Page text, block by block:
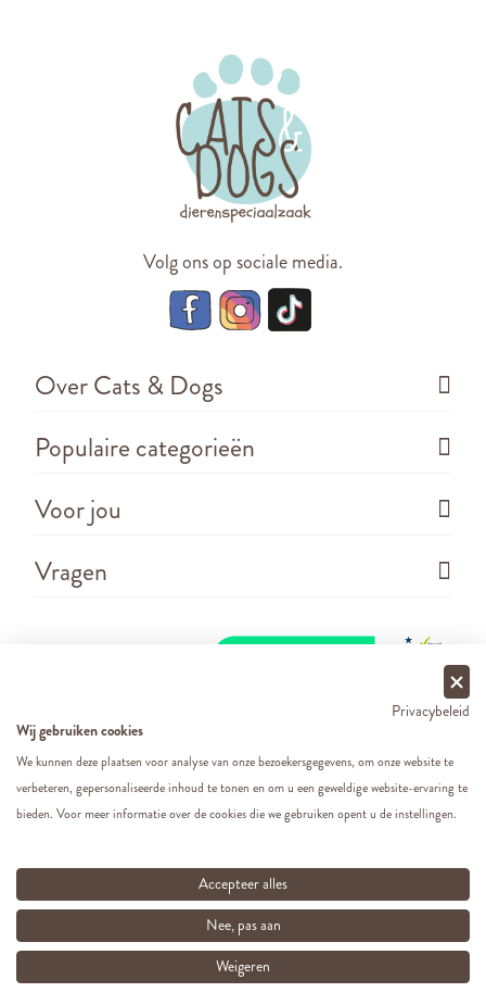
Volg ons op sociale media.
Over Cats & Dogs
Populaire categorieën
Voor jou
Vragen
Copyright ©2026 - Cats&Dogs - Website byeWings
e-commerce
Privacybeleid
Wij gebruiken cookies
We kunnen deze plaatsen voor analyse van onze bezoekersgegevens, om onze website te
verbeteren, gepersonaliseerde inhoud te tonen en om u een geweldige website-ervaring te
bieden. Voor meer informatie over de cookies die we gebruiken opent u de instellingen.
Accepteer alles
Nee, pas aan
Weigeren